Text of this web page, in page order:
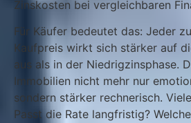
Zinskosten bei vergleichbaren
Für Käufer bedeutet das: Jeder
Kaufpreis wirkt sich stärker auf
aus als in der Niedrigzinsphase.
Immobilien nicht mehr nur
sondern stärker rechnerisch.
Passt die Rate langfristig? Welche